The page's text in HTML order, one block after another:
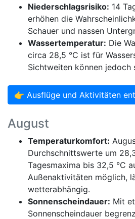
Niederschlagsrisiko: 14
erhöhen die
Schauer und nassen
Wassertemperatur: Die
circa 28,5 °C ist für
Sichtweiten können jedoch
👉 Ausflüge und Aktivitäten
August
Temperaturkomfort:
Durchschnittswerte um
Tagesmaxima bis 32,5 °C
Außenaktivitäten möglich,
wetterabhängig.
Sonnenscheindauer: Mit
Sonnenscheindauer